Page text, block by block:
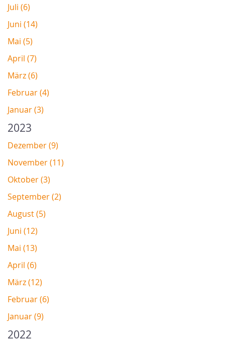
Juli (6)
Juni (14)
Mai (5)
April (7)
März (6)
Februar (4)
Januar (3)
2023
Dezember (9)
November (11)
Oktober (3)
September (2)
August (5)
Juni (12)
Mai (13)
April (6)
März (12)
Februar (6)
Januar (9)
2022